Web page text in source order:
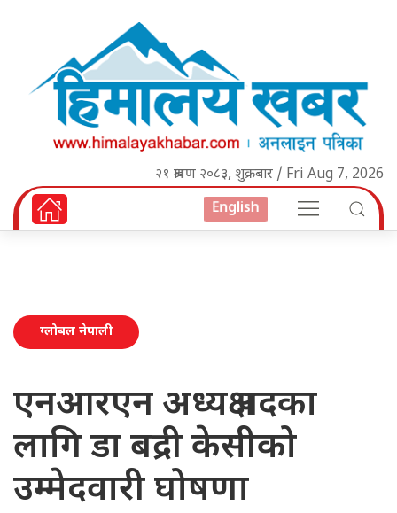
२१ श्रावण २०८३, शुक्रबार / Fri Aug 7, 2026
English
ग्लोबल नेपाली
एनआरएन अध्यक्ष पदका
लागि डा बद्री केसीको
उम्मेदवारी घोषणा